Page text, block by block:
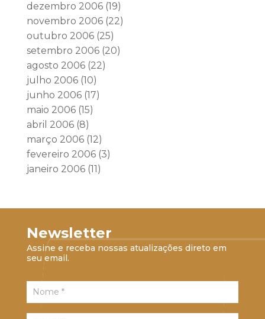
dezembro 2006(19)
novembro 2006(22)
outubro 2006(25)
setembro 2006(20)
agosto 2006(22)
julho 2006(10)
junho 2006(17)
maio 2006(15)
abril 2006(8)
março 2006(12)
fevereiro 2006(3)
janeiro 2006(11)
Newsletter
Assine e receba nossas atualizações direto em
seu email.